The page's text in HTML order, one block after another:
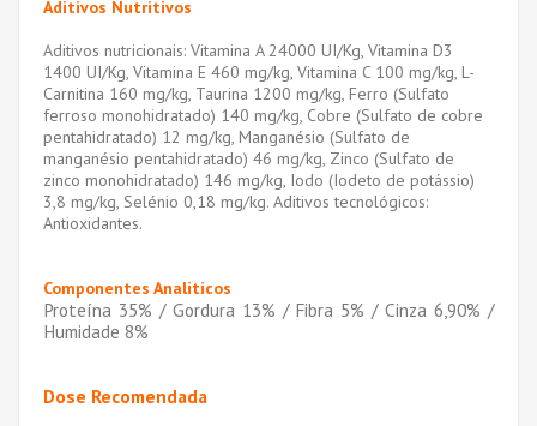
Aditivos Nutritivos
Aditivos nutricionais: Vitamina A 24000 UI/Kg, Vitamina D3
1400 UI/Kg, Vitamina E 460 mg/kg, Vitamina C 100 mg/kg, L-
Carnitina 160 mg/kg, Taurina 1200 mg/kg, Ferro (Sulfato
ferroso monohidratado) 140 mg/kg, Cobre (Sulfato de cobre
pentahidratado) 12 mg/kg, Manganésio (Sulfato de
manganésio pentahidratado) 46 mg/kg, Zinco (Sulfato de
zinco monohidratado) 146 mg/kg, Iodo (Iodeto de potássio)
3,8 mg/kg, Selénio 0,18 mg/kg. Aditivos tecnológicos:
Antioxidantes.
Componentes Analiticos
Proteína 35% / Gordura 13% / Fibra 5% / Cinza 6,90% /
Humidade 8%
Dose Recomendada